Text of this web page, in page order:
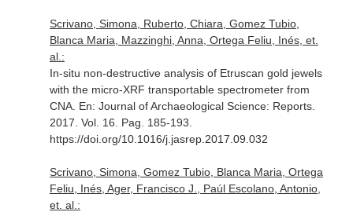
Scrivano, Simona, Ruberto, Chiara, Gomez Tubio,
Blanca Maria, Mazzinghi, Anna, Ortega Feliu, Inés, et.
al.:
In-situ non-destructive analysis of Etruscan gold jewels
with the micro-XRF transportable spectrometer from
CNA. En: Journal of Archaeological Science: Reports.
2017. Vol. 16. Pag. 185-193.
https://doi.org/10.1016/j.jasrep.2017.09.032
Scrivano, Simona, Gomez Tubio, Blanca Maria, Ortega
Feliu, Inés, Ager, Francisco J., Paúl Escolano, Antonio,
et. al.: